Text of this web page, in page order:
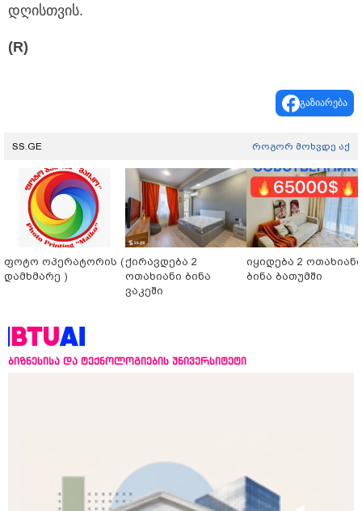
დღისთვის.
(R)
გაზიარება
SS.GE როგორ მოხვდე აქ
ფოტო ოპერატორის (
დამხმარე )
ქირავდება 2
ოთახიანი ბინა
ვაკეში
იყიდება 2 ოთახიანი
ბინა ბათუმში
ბიზნესისა და ტექნოლოგიების უნივერსიტეტი